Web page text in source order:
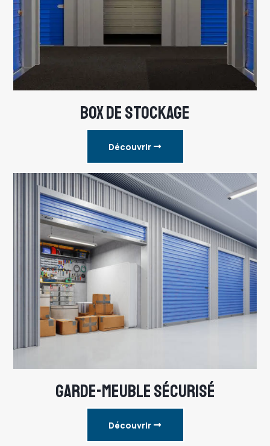
BOX DE STOCKAGE
Découvrir
GARDE-MEUBLE SÉCURISÉ
Découvrir